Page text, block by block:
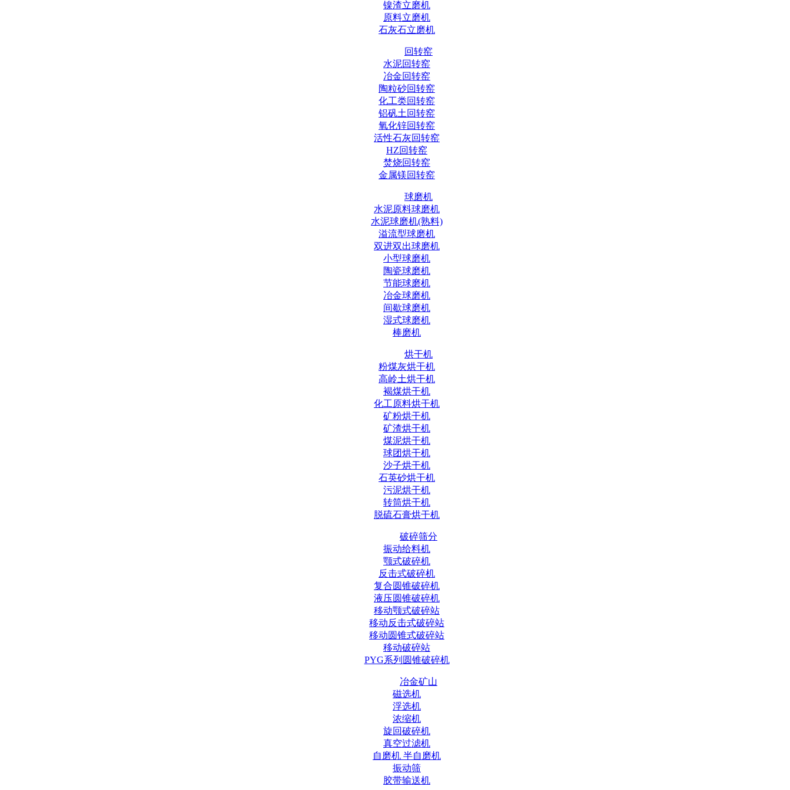
镍渣立磨机
原料立磨机
石灰石立磨机
回转窑
水泥回转窑
冶金回转窑
陶粒砂回转窑
化工类回转窑
铝矾土回转窑
氧化锌回转窑
活性石灰回转窑
HZ回转窑
焚烧回转窑
金属镁回转窑
球磨机
水泥原料球磨机
水泥球磨机(熟料)
溢流型球磨机
双进双出球磨机
小型球磨机
陶瓷球磨机
节能球磨机
冶金球磨机
间歇球磨机
湿式球磨机
棒磨机
烘干机
粉煤灰烘干机
高岭土烘干机
褐煤烘干机
化工原料烘干机
矿粉烘干机
矿渣烘干机
煤泥烘干机
球团烘干机
沙子烘干机
石英砂烘干机
污泥烘干机
转筒烘干机
脱硫石膏烘干机
破碎筛分
振动给料机
颚式破碎机
反击式破碎机
复合圆锥破碎机
液压圆锥破碎机
移动颚式破碎站
移动反击式破碎站
移动圆锥式破碎站
移动破碎站
PYG系列圆锥破碎机
冶金矿山
磁选机
浮选机
浓缩机
旋回破碎机
真空过滤机
自磨机 半自磨机
振动筛
胶带输送机